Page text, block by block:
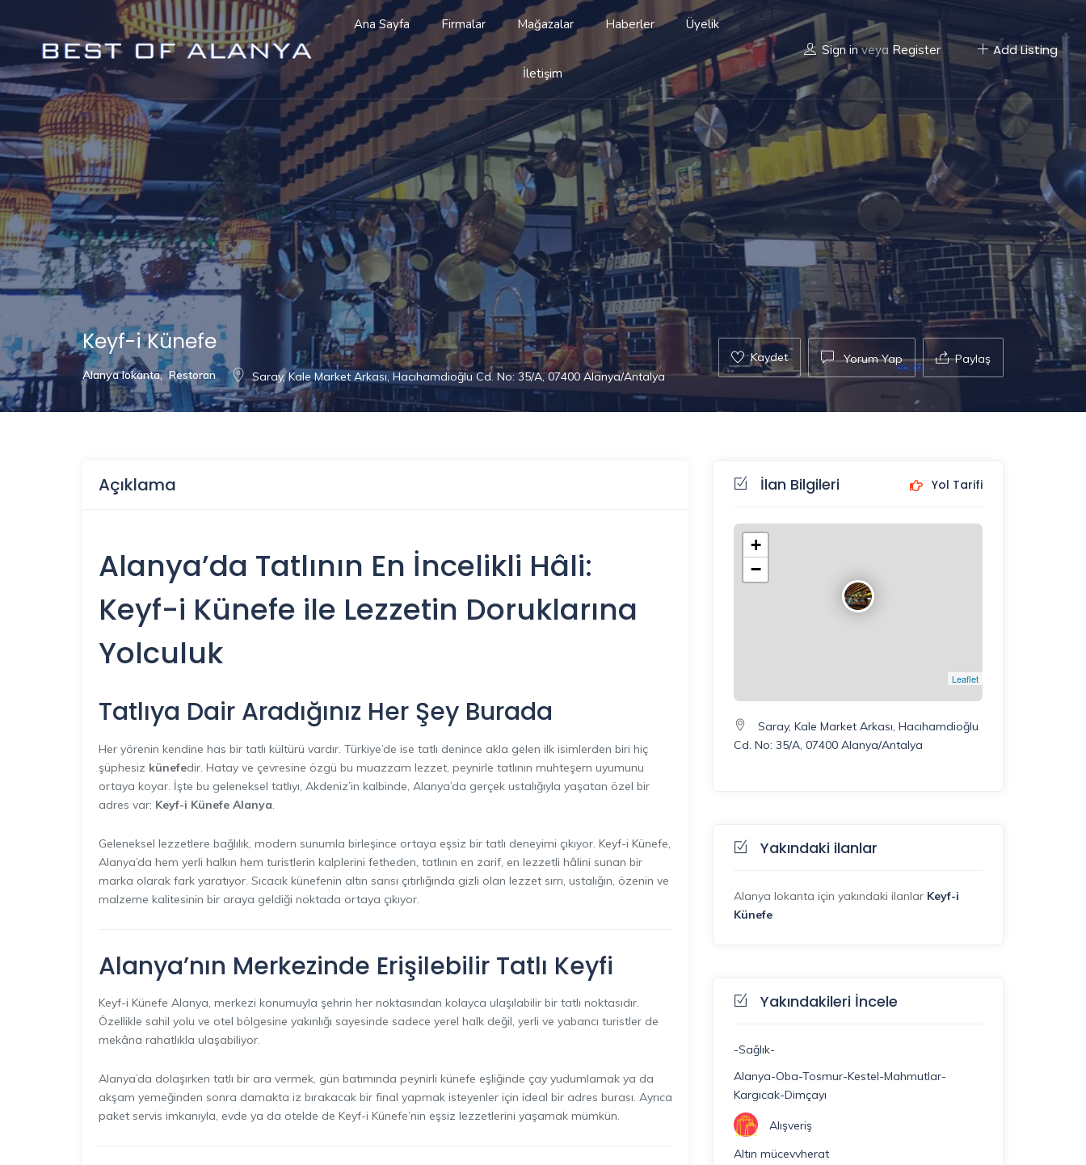
Ana Sayfa Firmalar Mağazalar Haberler Üyelik
İletişim
Sign in veya Register Add Listing
Keyf-i Künefe
Alanya lokanta, Restoran Saray, Kale Market Arkası, Hacıhamdioğlu Cd. No: 35/A, 07400 Alanya/Antalya
Kaydet Yorum Yap Paylaş
Açıklama
Alanya’da Tatlının En İncelikli Hâli:
Keyf-i Künefe ile Lezzetin Doruklarına
Yolculuk
Tatlıya Dair Aradığınız Her Şey Burada
Her yörenin kendine has bir tatlı kültürü vardır. Türkiye’de ise tatlı denince akla gelen ilk isimlerden biri hiç
şüphesiz künefedir. Hatay ve çevresine özgü bu muazzam lezzet, peynirle tatlının muhteşem uyumunu
ortaya koyar. İşte bu geleneksel tatlıyı, Akdeniz’in kalbinde, Alanya’da gerçek ustalığıyla yaşatan özel bir
adres var: Keyf-i Künefe Alanya
Geleneksel lezzetlere bağlılık, modern sunumla birleşince ortaya eşsiz bir tatlı deneyimi çıkıyor. Keyf-i Künefe,
Alanya’da hem yerli halkın hem turistlerin kalplerini fetheden, tatlının en zarif, en lezzetli hâlini sunan bir
marka olarak fark yaratıyor. Sıcacık künefenin altın sarısı çıtırlığında gizli olan lezzet sırrı, ustalığın, özenin ve
malzeme kalitesinin bir araya geldiği noktada ortaya çıkıyor.
Alanya’nın Merkezinde Erişilebilir Tatlı Keyfi
Keyf-i Künefe Alanya, merkezi konumuyla şehrin her noktasından kolayca ulaşılabilir bir tatlı noktasıdır.
Özellikle sahil yolu ve otel bölgesine yakınlığı sayesinde sadece yerel halk değil, yerli ve yabancı turistler de
mekâna rahatlıkla ulaşabiliyor.
Alanya’da dolaşırken tatlı bir ara vermek, gün batımında peynirli künefe eşliğinde çay yudumlamak ya da
akşam yemeğinden sonra damakta iz bırakacak bir final yapmak isteyenler için ideal bir adres burası. Ayrıca
paket servis imkanıyla, evde ya da otelde de Keyf-i Künefe’nin eşsiz lezzetlerini yaşamak mümkün.
İlan Bilgileri Yol Tarifi
+
−
Leaflet
Saray, Kale Market Arkası, Hacıhamdioğlu
Cd. No: 35/A, 07400 Alanya/Antalya
Yakındaki ilanlar
Alanya lokanta için yakındaki ilanlar Keyf-i
Künefe
Yakındakileri İncele
-Sağlık-
Alanya-Oba-Tosmur-Kestel-Mahmutlar-
Kargıcak-Dimçayı
Alışveriş
Altın mücevvherat